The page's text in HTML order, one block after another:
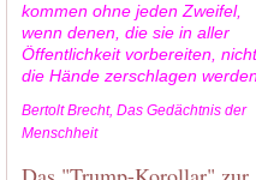
kommen ohne jeden Zweifel,
wenn denen, die sie in aller
Öffentlichkeit vorbereiten, nicht
die Hände zerschlagen
Bertolt Brecht, Das Gedächtnis der
Menschheit